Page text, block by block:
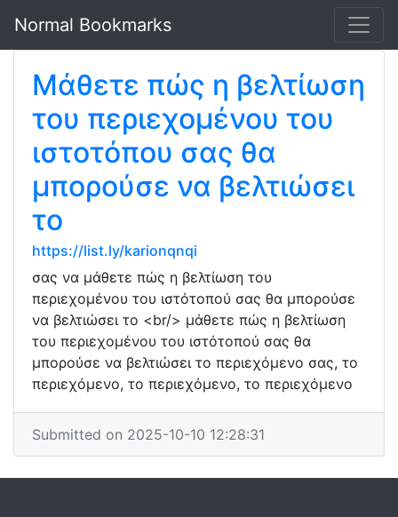
Normal Bookmarks
Μάθετε πώς η βελτίωση
του περιεχομένου του
ιστοτόπου σας θα
μπορούσε να βελτιώσει
το
https://list.ly/karionqnqi
σας να μάθετε πώς η βελτίωση του
περιεχομένου του ιστότοπού σας θα μπορούσε
να βελτιώσει το <br/> μάθετε πώς η βελτίωση
του περιεχομένου του ιστότοπού σας θα
μπορούσε να βελτιώσει το περιεχόμενο σας, το
περιεχόμενο, το περιεχόμενο, το περιεχόμενο
Submitted on 2025-10-10 12:28:31